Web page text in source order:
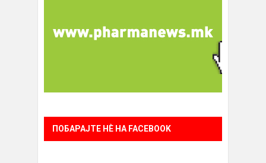
ПОБАРАЈТЕ НÈ НА FACEBOOK